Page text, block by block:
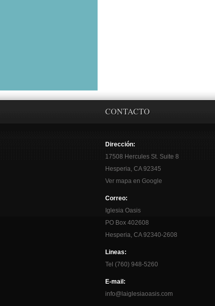
CONTACTO
Dirección:
17508 Hercules St. Suite 8
Hesperia, CA 92345
Ver mapa en Google
Correo:
Iglesia Oasis
PO Box 402608
Hesperia, CA 92340-2608
Lineas:
Tel (760) 948-5260
E-mail:
info@laiglesiaoasis.com